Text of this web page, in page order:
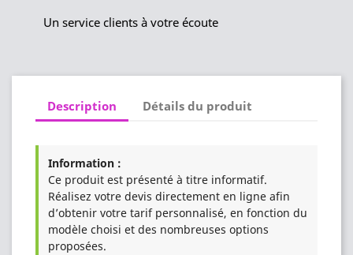
Un service clients à votre écoute
Description Détails du produit
Information :
Ce produit est présenté à titre informatif.
Réalisez votre devis directement en ligne afin
d’obtenir votre tarif personnalisé, en fonction du
modèle choisi et des nombreuses options
proposées.